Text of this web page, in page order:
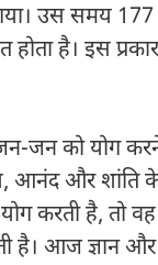
गया। उस समय
है। इस
जन को योग
आनंद और शांति
योग करती है, तो
है। आज ज्ञान